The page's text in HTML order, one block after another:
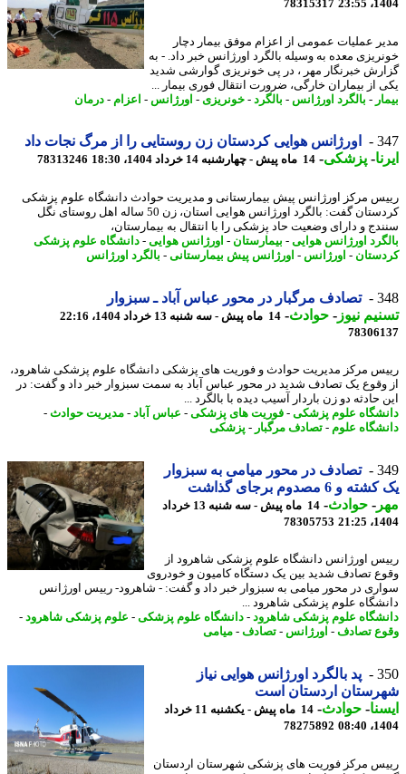
78315317
عملیات عمومی از اعزام موفق بیمار دچار
معده به وسیله بالگرد اورژانس خبر داد. - به
خبرنگار مهر ، در پی خونریزی گوارشی شدید
از بیماران خارگی، ضرورت انتقال فوری بیمار ...
-بالگرد اورژانس -بالگرد-خونریزی - اورژانس -اعزام- درمان
اورژانس هوایی کردستان زن روستایی را از مرگ نجات داد
-پزشکی-14 ماه پیش - چهارشنبه 14 خرداد 1404، 18:30 78313246
مرکز اورژانس پیش بیمارستانی و مدیریت حوادث دانشگاه علوم پزشکی
کردستان گفت: بالگرد اورژانس هوایی استان، زن 50 ساله اهل روستای نگل
و دارای وضعیت حاد پزشکی را با انتقال به بیمارستان،
اورژانس هوایی- بیمارستان-اورژانس هوایی- دانشگاه علوم پزشکی
-اورژانس -اورژانس پیش بیمارستانی-بالگرد اورژانس
تصادف مرگبار در محور عباس آباد ـ سبزوار
نیوز-حوادث -14 ماه پیش - سه شنبه 13 خرداد 1404، 22:16
مرکز مدیریت حوادث و فوریت های پزشکی دانشگاه علوم پزشکی شاهرود،
یک تصادف شدید در محور عباس آباد به سمت سبزوار خبر داد و گفت: در
حادثه دو زن باردار آسیب دیده با بالگرد ...
علوم پزشکی-فوریت های پزشکی-عباس آباد- مدیریت حوادث-
علوم-تصادف مرگبار -پزشکی
تصادف در محور میامی به سبزوار
و 6 مصدوم برجای گذاشت
-حوادث -
14 ماه پیش - سه شنبه 13 خرداد
78305753
اورژانس دانشگاه علوم پزشکی شاهرود از
تصادف شدید بین یک دستگاه کامیون و خودروی
در محور میامی به سبزوار خبر داد و گفت: - شاهرود- رییس اورژانس
علوم پزشکی شاهرود ...
علوم پزشکی شاهرود- دانشگاه علوم پزشکی-علوم پزشکی شاهرود-
تصادف-اورژانس -تصادف-میامی
پد بالگرد اورژانس هوایی نیاز
اردستان است
-حوادث -
14 ماه پیش - یکشنبه 11 خرداد
78275892
مرکز فوریت های پزشکی شهرستان اردستان